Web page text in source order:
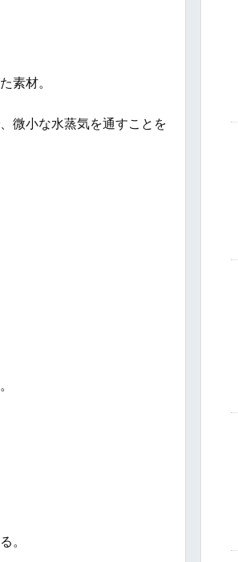
素材。
微小な水蒸気を通すことを
。